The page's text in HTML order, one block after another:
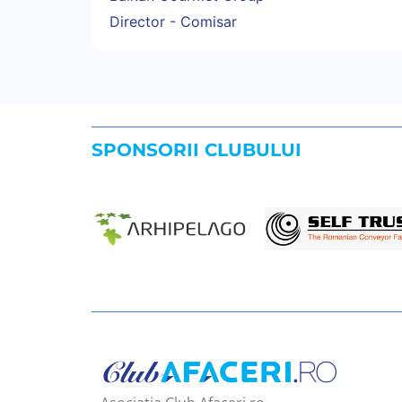
Director - Comisar
SPONSORII CLUBULUI